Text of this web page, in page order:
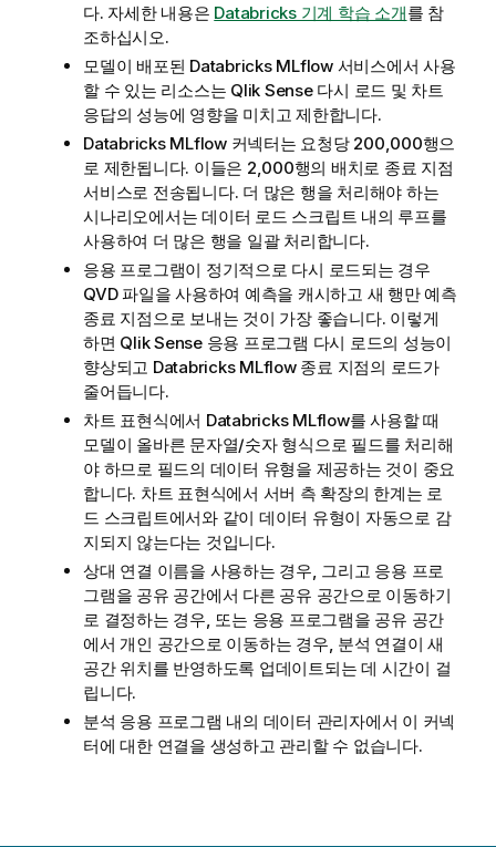
다. 자세한 내용은 Databricks 기계 학습 소개를 참
조하십시오.
모델이 배포된 Databricks MLflow서비스에서 사용
할 수 있는 리소스는 Qlik Sense다시 로드 및 차트
응답의 성능에 영향을 미치고 제한합니다.
Databricks MLflow커넥터는 요청당 200,000행으
로 제한됩니다. 이들은 2,000행의 배치로 종료 지점
서비스로 전송됩니다. 더 많은 행을 처리해야 하는
시나리오에서는 데이터 로드 스크립트 내의 루프를
사용하여 더 많은 행을 일괄 처리합니다.
응용 프로그램이 정기적으로 다시 로드되는 경우
QVD파일을 사용하여 예측을 캐시하고 새 행만 예측
종료 지점으로 보내는 것이 가장 좋습니다. 이렇게
하면 Qlik Sense응용 프로그램 다시 로드의 성능이
향상되고 Databricks MLflow종료 지점의 로드가
줄어듭니다.
차트 표현식에서 Databricks MLflow를 사용할 때
모델이 올바른 문자열/숫자 형식으로 필드를 처리해
야 하므로 필드의 데이터 유형을 제공하는 것이 중요
합니다. 차트 표현식에서 서버 측 확장의 한계는 로
드 스크립트에서와 같이 데이터 유형이 자동으로 감
지되지 않는다는 것입니다.
상대 연결 이름을 사용하는 경우, 그리고 응용 프로
그램을 공유 공간에서 다른 공유 공간으로 이동하기
로 결정하는 경우, 또는 응용 프로그램을 공유 공간
에서 개인 공간으로 이동하는 경우, 분석 연결이 새
공간 위치를 반영하도록 업데이트되는 데 시간이 걸
립니다.
분석 응용 프로그램 내의 데이터 관리자에서 이 커넥
터에 대한 연결을 생성하고 관리할 수 없습니다.